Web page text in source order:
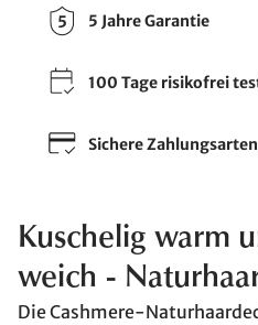
5 Jahre Garantie
100 Tage risikofrei
Sichere Zahlungsarten
Kuschelig warm
weich -
Die Cashmere-